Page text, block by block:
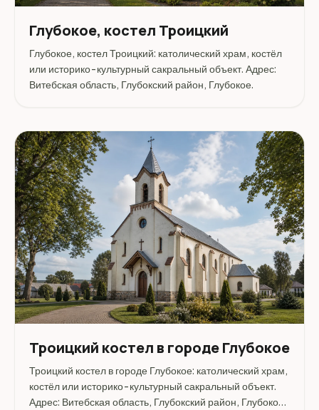
Глубокое, костел Троицкий
Глубокое, костел Троицкий: католический храм, костёл
или историко-культурный сакральный объект. Адрес:
Витебская область, Глубокский район, Глубокое.
Троицкий костел в городе Глубокое
Троицкий костел в городе Глубокое: католический храм,
костёл или историко-культурный сакральный объект.
Адрес: Витебская область, Глубокский район, Глубокое,